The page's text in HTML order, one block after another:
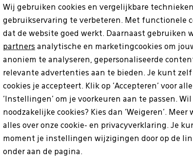
Lowa
321703 Innox Pro GTX M blauw
199,99
Lowa
321916
229,99
Analytische cookies Marketing
Wij gebruiken cookies en vergelijkbare
gebruikservaring te verbeteren. Met functionele
dat de website goed werkt. Daarnaast gebruiken
partners analytische en marketingcookies om
anoniem te analyseren, gepersonaliseerde
relevante advertenties aan te bieden. Je kunt
cookies je accepteert. Klik op 'Accepteren' voor
'Instellingen' om je voorkeuren aan te passen. Wil
noodzakelijke cookies? Kies dan 'Weigeren'. Meer
alles over onze cookie- en privacyverklaring. Je
moment je instellingen wijzigingen door op de
onder aan de pagina.